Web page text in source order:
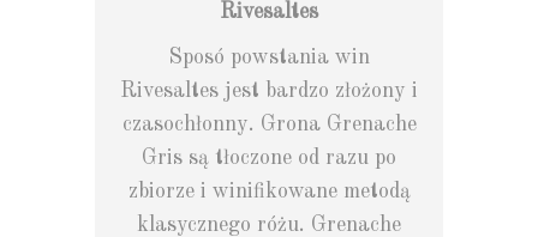
Rivesaltes
Sposó powstania win
Rivesaltes jest bardzo złożony i
czasochłonny. Grona Grenache
Gris są tłoczone od razu po
zbiorze i winifikowane metodą
klasycznego różu. Grenache